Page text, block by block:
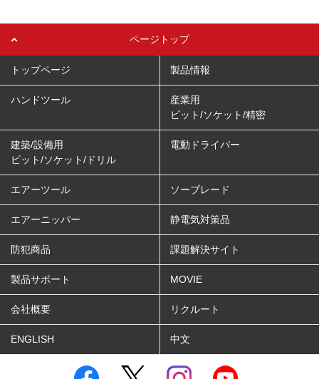
ページトップ
トップページ 製品情報
ハンドツール
産業用
ビット/ソケット/精密
建築/設備用
ビット/ソケット/ドリル
電動ドライバー
エアーツール ソーブレード
エアーニッパー 静電気対策品
防犯商品 課題解決サイト
製品サポート MOVIE
会社概要 リクルート
ENGLISH 中文